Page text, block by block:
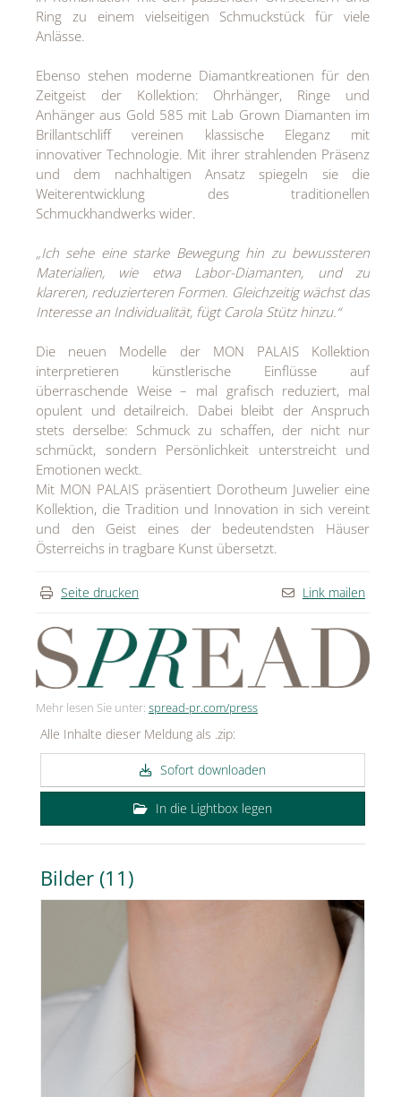
Ring zu einem vielseitigen Schmuckstück für viele
Anlässe.
Ebenso stehen moderne Diamantkreationen für den
Zeitgeist der Kollektion: Ohrhänger, Ringe und
Anhänger aus Gold 585 mit Lab Grown Diamanten im
Brillantschliff vereinen klassische Eleganz mit
innovativer Technologie. Mit ihrer strahlenden Präsenz
und dem nachhaltigen Ansatz spiegeln sie die
Weiterentwicklung des traditionellen
Schmuckhandwerks wider.
„Ich sehe eine starke Bewegung hin zu bewussteren
Materialien, wie etwa Labor-Diamanten, und zu
klareren, reduzierteren Formen. Gleichzeitig wächst das
Interesse an Individualität, fügt Carola Stütz hinzu.“
Die neuen Modelle der MON PALAIS Kollektion
interpretieren künstlerische Einflüsse auf
überraschende Weise – mal grafisch reduziert, mal
opulent und detailreich. Dabei bleibt der Anspruch
stets derselbe: Schmuck zu schaffen, der nicht nur
schmückt, sondern Persönlichkeit unterstreicht und
Emotionen weckt.
Mit MON PALAIS präsentiert Dorotheum Juwelier eine
Kollektion, die Tradition und Innovation in sich vereint
und den Geist eines der bedeutendsten Häuser
Österreichs in tragbare Kunst übersetzt.
Seite drucken Link mailen
Mehr lesen Sie unter: spread-pr.com/press
Alle Inhalte dieser Meldung als .zip:
Sofort downloaden
In die Lightbox legen
Bilder (11)